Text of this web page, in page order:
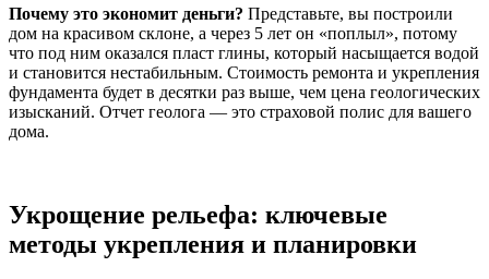
Почему это экономит деньги? Представьте, вы построили
дом на красивом склоне, а через 5 лет он «поплыл», потому
что под ним оказался пласт глины, который насыщается водой
и становится нестабильным. Стоимость ремонта и укрепления
фундамента будет в десятки раз выше, чем цена геологических
изысканий. Отчет геолога — это страховой полис для вашего
дома.
Укрощение рельефа: ключевые
методы укрепления и планировки